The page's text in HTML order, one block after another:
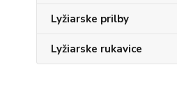
Lyžiarske prilby
Lyžiarske rukavice